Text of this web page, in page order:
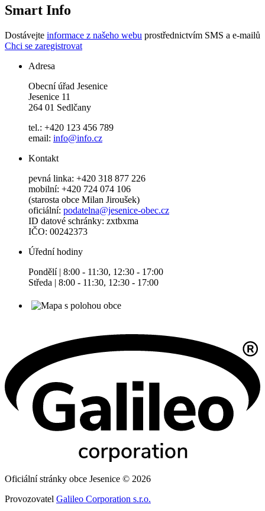
Smart Info
Dostávejte informace z našeho webu prostřednictvím SMS a e-mailů
Chci se zaregistrovat
Adresa
Obecní úřad Jesenice
Jesenice 11
264 01 Sedlčany
tel.: +420 123 456 789
email: info@info.cz
Kontakt
pevná linka: +420 318 877 226
mobilní: +420 724 074 106
(starosta obce Milan Jiroušek)
oficiální: podatelna@jesenice-obec.cz
ID datové schránky: zxtbxma
IČO: 00242373
Úřední hodiny
Pondělí | 8:00 - 11:30, 12:30 - 17:00
Středa | 8:00 - 11:30, 12:30 - 17:00
Oficiální stránky obce Jesenice © 2026
Provozovatel Galileo Corporation s.r.o.